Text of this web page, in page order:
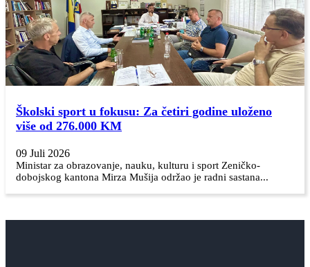
Školski sport u fokusu: Za četiri godine uloženo
više od 276.000 KM
09 Juli 2026
Ministar za obrazovanje, nauku, kulturu i sport Zeničko-
dobojskog kantona Mirza Mušija održao je radni sastana...